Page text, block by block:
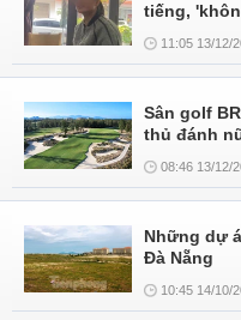
tiếng,
11:05 13/12/
Sân golf
thủ đánh
08:46 13/12/
Những dự
Đà Nẵng
10:45 14/10/